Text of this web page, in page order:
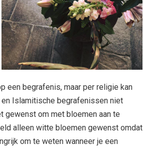
een begrafenis, maar per religie kan
Islamitische begrafenissen niet
om met bloemen aan te
alleen witte bloemen gewenst omdat
om te weten wanneer je een